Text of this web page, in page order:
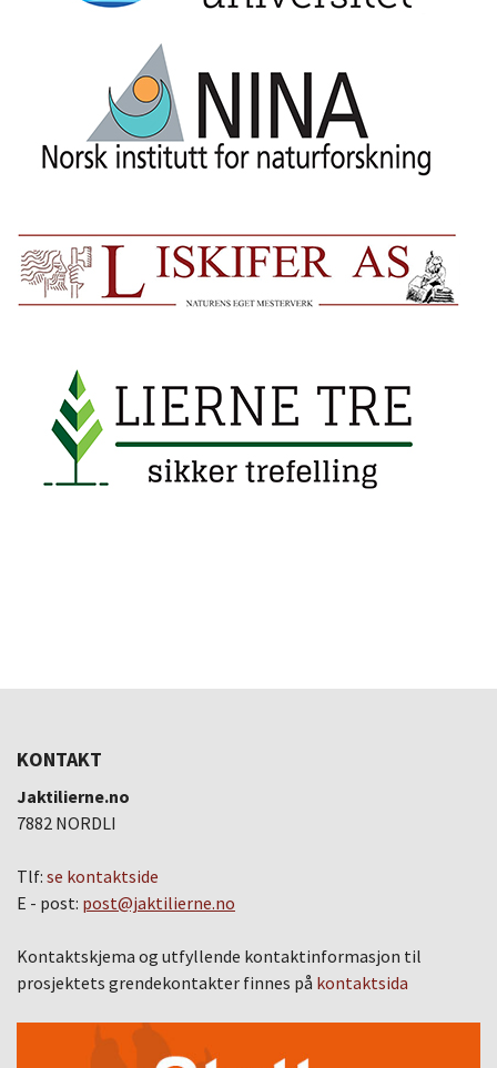
KONTAKT
Jaktilierne.no
7882 NORDLI
Tlf: se kontaktside
E - post: post@jaktilierne.no
Kontaktskjema og utfyllende kontaktinformasjon til
prosjektets grendekontakter finnes på kontaktsida